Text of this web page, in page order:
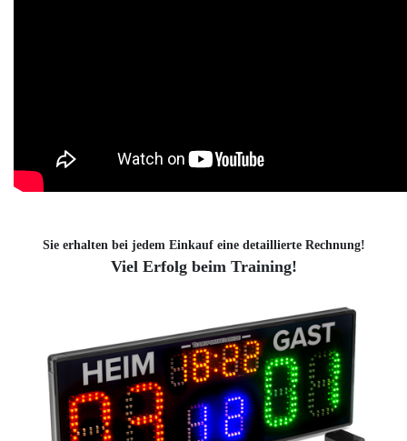
Sie erhalten bei jedem Einkauf eine detaillierte Rechnung!
Viel Erfolg beim Training!